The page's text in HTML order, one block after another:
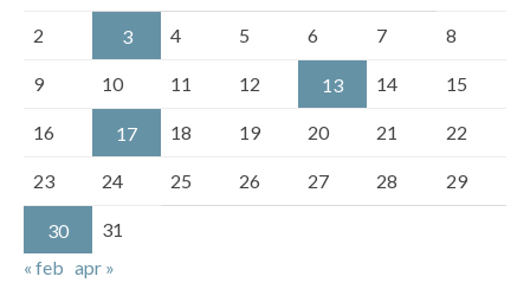
2 3 4 5 6 7 8
9 10 11 12 13 14 15
16 17 18 19 20 21 22
23 24 25 26 27 28 29
30
31
« feb apr »